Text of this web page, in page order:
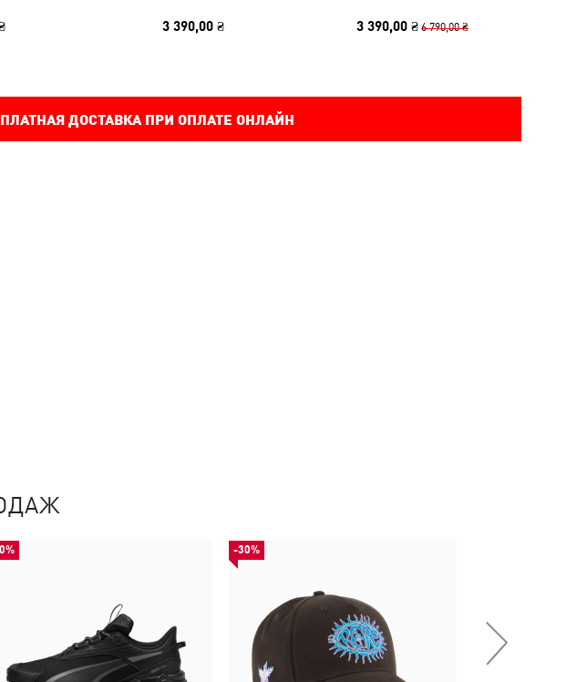
3 390,00 ₴ 3 390,00 ₴ 6 790,00 ₴
ДОСТАВКА ПРИ ОПЛАТЕ ОНЛАЙН
-30%